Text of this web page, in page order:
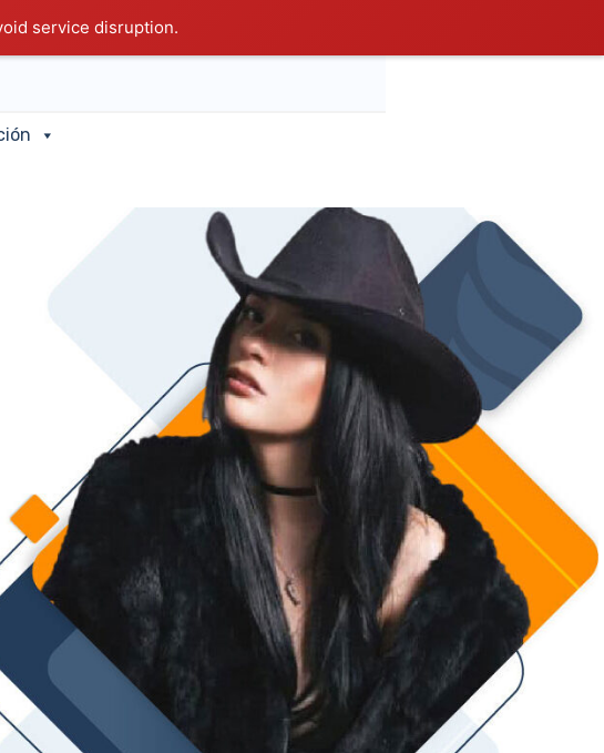
service disruption.